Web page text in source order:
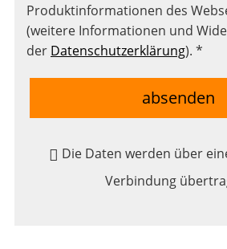
Produktinformationen des
(weitere Informationen und
der Datenschutzerklärung). *
absenden
Die Daten werden über
Verbindung